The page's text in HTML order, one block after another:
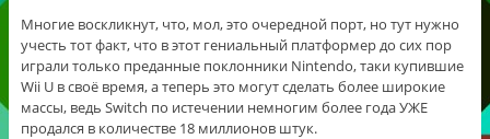
Многие воскликнут, что, мол, это очередной порт, но тут нужно
учесть тот факт, что в этот гениальный платформер до сих пор
играли только преданные поклонники Nintendo, таки купившие
Wii U в своё время, а теперь это могут сделать более широкие
массы, ведь Switch по истечении немногим более года УЖЕ
продался в количестве 18 миллионов штук.